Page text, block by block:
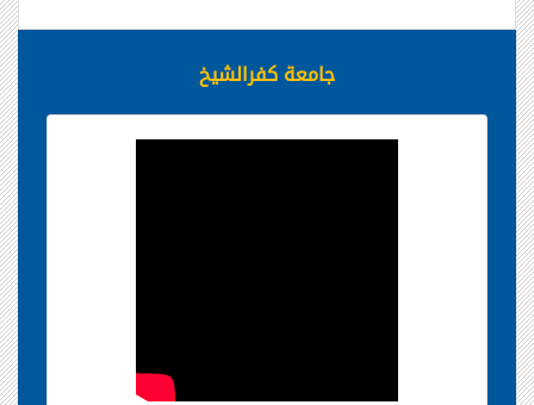
جامعة كفرالشيخ